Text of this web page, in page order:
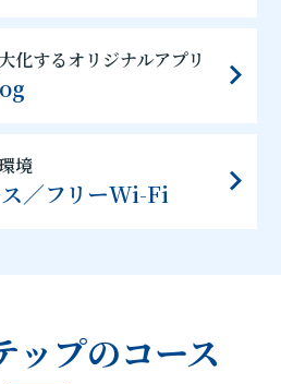
化するオリジナルアプリ
境
／フリーWi-Fi
ップのコース